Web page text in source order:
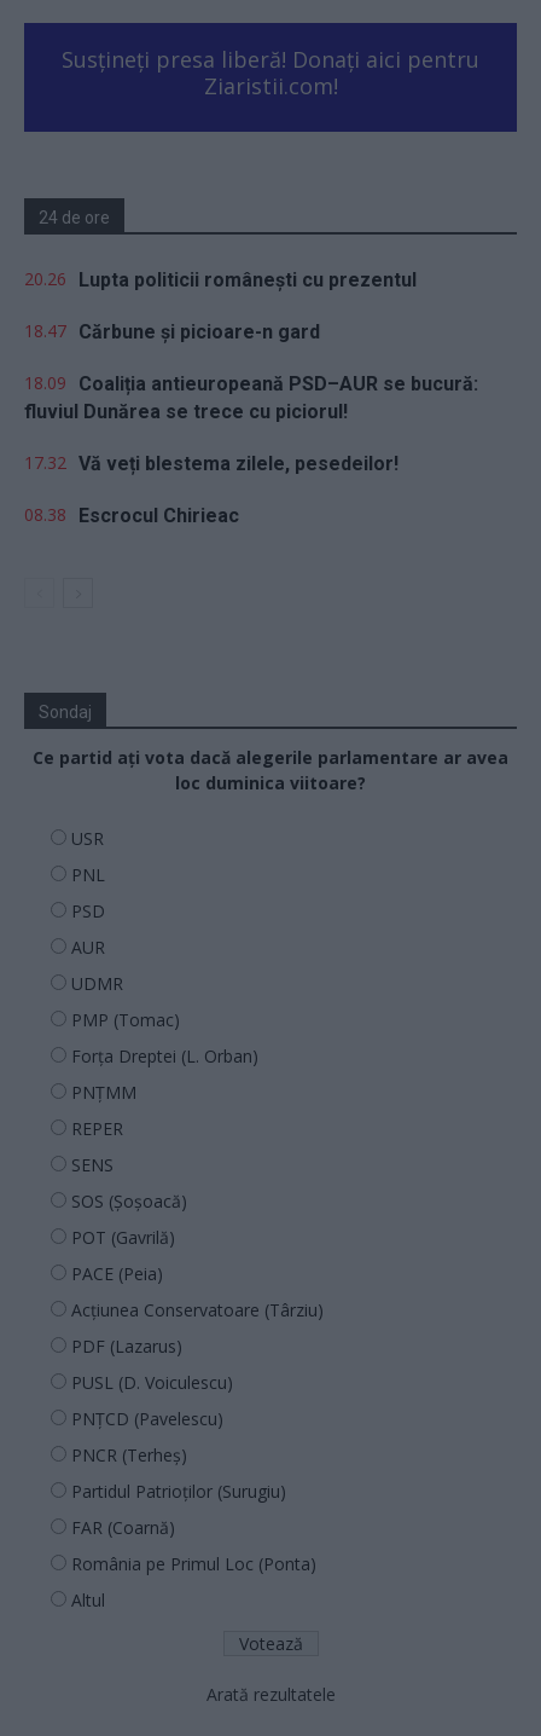
Susțineți presa liberă! Donați aici pentru
Ziaristii.com!
24 de ore
20.26 Lupta politicii românești cu prezentul
18.47 Cărbune și picioare-n gard
18.09
Coaliția antieuropeană PSD–AUR se bucură:
fluviul Dunărea se trece cu piciorul!
17.32 Vă veți blestema zilele, pesedeilor!
08.38 Escrocul Chirieac
Sondaj
Ce partid ați vota dacă alegerile parlamentare ar avea
loc duminica viitoare?
USR
PNL
PSD
AUR
UDMR
PMP (Tomac)
Forța Dreptei (L. Orban)
PNȚMM
REPER
SENS
SOS (Șoșoacă)
POT (Gavrilă)
PACE (Peia)
Acțiunea Conservatoare (Târziu)
PDF (Lazarus)
PUSL (D. Voiculescu)
PNȚCD (Pavelescu)
PNCR (Terheș)
Partidul Patrioților (Surugiu)
FAR (Coarnă)
România pe Primul Loc (Ponta)
Altul
Arată rezultatele